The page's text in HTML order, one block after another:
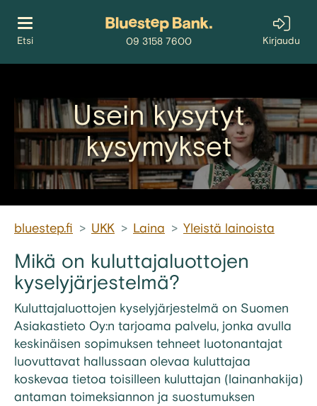
Siirry sisältöön
Etsi 09 3158 7600 Kirjaudu
Usein kysytyt
kysymykset
bluestep.fi > UKK > Laina > Yleistä lainoista
Mikä on kuluttajaluottojen
kyselyjärjestelmä?
Kuluttajaluottojen kyselyjärjestelmä on Suomen
Asiakastieto Oy:n tarjoama palvelu, jonka avulla
keskinäisen sopimuksen tehneet luotonantajat
luovuttavat hallussaan olevaa kuluttajaa
koskevaa tietoa toisilleen kuluttajan (lainanhakija)
antaman toimeksiannon ja suostumuksen